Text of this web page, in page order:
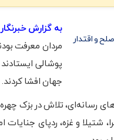
به گزارش خبرنگار
مردان معرفت
پوشالی
جهان افشا کردند.
رسانه‌ای، تلاش در بزک
شتیلا و غزه، ردپای